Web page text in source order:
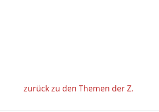
zurück zu den Themen der Z.